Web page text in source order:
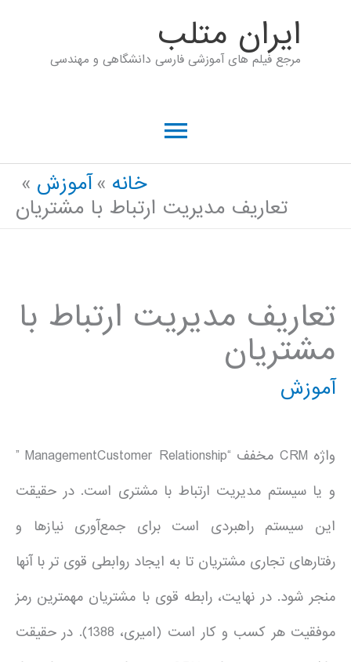
ايران متلب
مرجع فیلم های آموزشی فارسی دانشگاهی و مهندسی
فهرست
اصلی
خانه
آموزش
تعاریف مدیریت ارتباط با مشتریان
تعاریف مدیریت ارتباط با
مشتریان
آموزش
واژه CRM مخفف “ManagementCustomer Relationship ‏”
و یا سیستم مدیریت ارتباط با مشتری است. در حقیقت
این سیستم راهبردی است برای جمع‌آوری نیازها و
رفتارهای تجاری مشتریان تا به ایجاد روابطی قوی تر با آنها
منجر شود. در نهایت، رابطه قوی با مشتریان مهمترین رمز
موفقیت هر کسب و کار است (امیری، 1388). در حقیقت